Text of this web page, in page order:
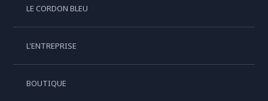
LE CORDON BLEU
L'ENTREPRISE
BOUTIQUE